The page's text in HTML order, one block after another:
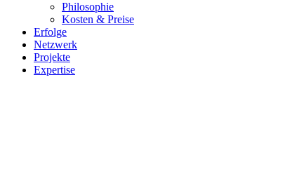
Philosophie
Kosten & Preise
Erfolge
Netzwerk
Projekte
Expertise